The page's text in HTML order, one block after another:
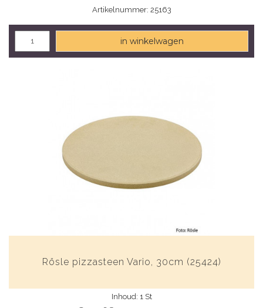
Artikelnummer: 25163
in winkelwagen
Rösle pizzasteen Vario, 30cm (25424)
Inhoud: 1 St